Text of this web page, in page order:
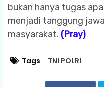
bukan hanya tugas
menjadi tanggung
masyarakat. (Pray)
Tags TNI POLRI